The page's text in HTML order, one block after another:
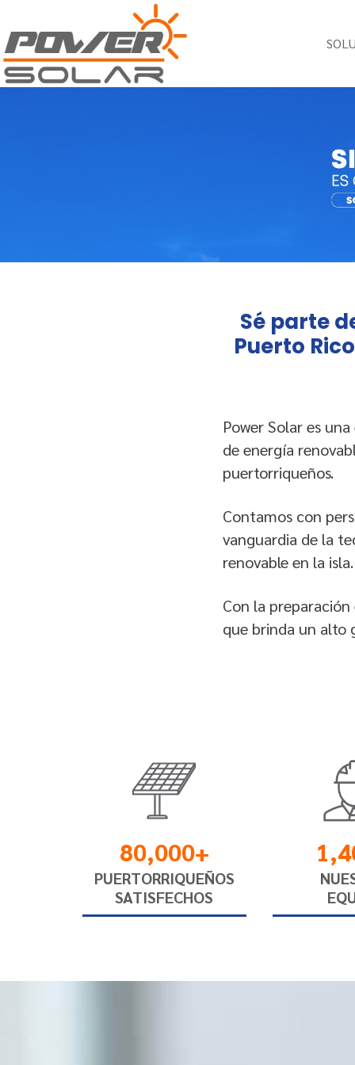
Sé parte
Puerto
Power Solar es
de energía
puertorriqueños.
Contamos con
vanguardia de la
renovable en la isla.
Con la
que brinda un alto
80,000+
PUERTORRIQUEÑOS
SATISFECHOS